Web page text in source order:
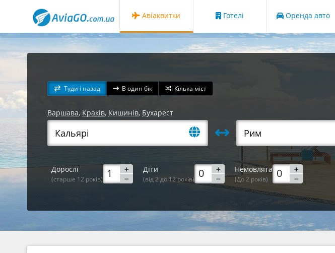
Авіаквитки Готелі Оренда авто
Туди і назад В один бік Кілька міст
Варшава, Краків, Кишинів, Бухарест
Дорослі
(старше 12 років)
Діти
(від 2 до 12 років)
Немовлята
(До 2 років)